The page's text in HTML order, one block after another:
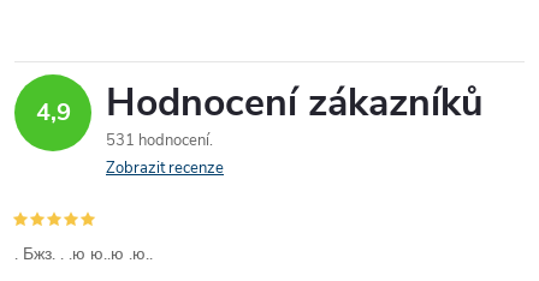
4,9 Hodnocení zákazníků
531 hodnocení
Zobrazit recenze
. Бжз. . .ю ю..ю .ю..